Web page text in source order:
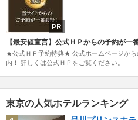
PR
【最安値宣言】公式ＨＰからの予約が一
★公式ＨＰ予約特典★ 公式ホームページから
内！ 詳しくは公式ＨＰをご覧ください。
東京の人気ホテルランキング